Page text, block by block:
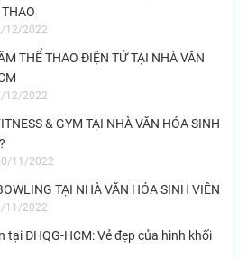
12/2022
THỂ THAO ĐIỆN TỬ TẠI NHÀ VĂN
12/2022
& GYM TẠI NHÀ VĂN HÓA SINH
11/2022
TẠI NHÀ VĂN HÓA SINH VIÊN
11/2022
tại ĐHQG-HCM: Vẻ đẹp của hình khối